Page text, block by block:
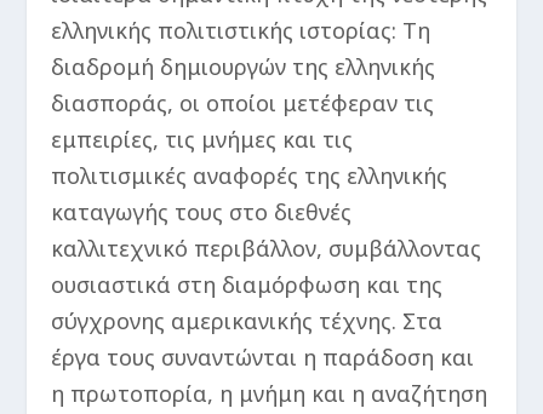
ελληνικής πολιτιστικής ιστορίας: Τη
διαδρομή δημιουργών της ελληνικής
διασποράς, οι οποίοι μετέφεραν τις
εμπειρίες, τις μνήμες και τις
πολιτισμικές αναφορές της ελληνικής
καταγωγής τους στο διεθνές
καλλιτεχνικό περιβάλλον, συμβάλλοντας
ουσιαστικά στη διαμόρφωση και της
σύγχρονης αμερικανικής τέχνης. Στα
έργα τους συναντώνται η παράδοση και
η πρωτοπορία, η μνήμη και η αναζήτηση